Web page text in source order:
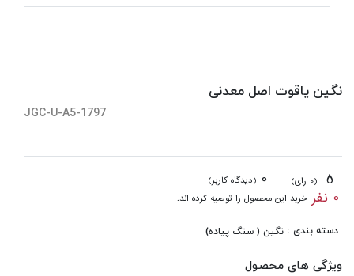
نگین یاقوت اصل معدنی
JGC-U-A5-1797
(0 رای) 0 (دیدگاه کاربر)
0 نفر خرید این محصول را توصیه کرده اند.
دسته بندی : نگین ( سنگ پیاده)
ویژگی های محصول